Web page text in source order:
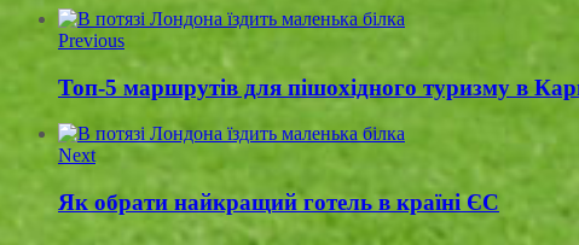
Previous
Топ-5 маршрутів для пішохідного туризму в
Next
Як обрати найкращий готель в країні ЄС